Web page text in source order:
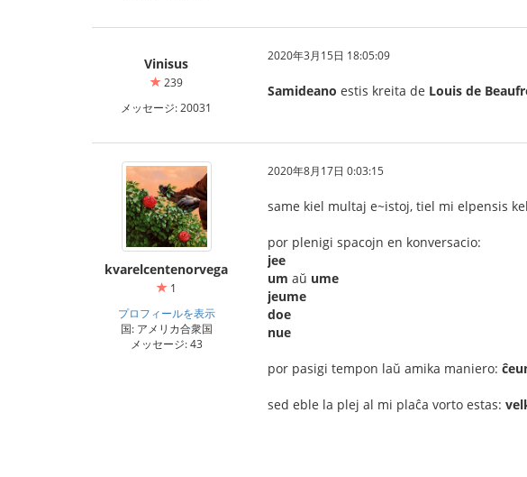
Vinisus
239
メッセージ: 20031
2020年3月15日 18:05:09
Samideano estis kreita de Louis de
kvarelcentenorvega
1
プロフィールを表示
国: アメリカ合衆国
メッセージ: 43
2020年8月17日 0:03:15
same kiel multaj e~istoj, tiel mi elpensis
por plenigi spacojn en konversacio:
jee
um aŭ ume
jeume
doe
nue
por pasigi tempon laŭ amika maniero:
sed eble la plej al mi plaĉa vorto estas: